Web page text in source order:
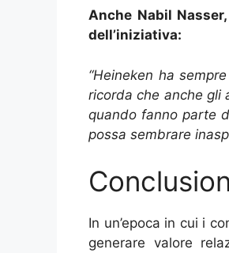
Anche Nabil
dell’iniziativa:
“Heineken ha
ricorda che anche gli
quando fanno parte
possa sembrare
In un’epoca in cui i
generare valore